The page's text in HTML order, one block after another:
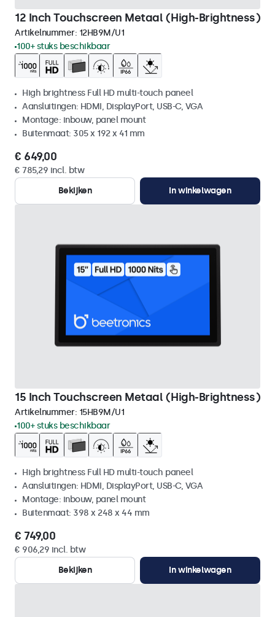
12 Inch Touchscreen Metaal (High-Brightness)
Artikelnummer: 12HB9M/U1
100+ stuks beschikbaar
High brightness Full HD multi-touch paneel
Aansluitingen: HDMI, DisplayPort, USB-C, VGA
Montage: inbouw, panel mount
Buitenmaat: 305 x 192 x 41 mm
€ 649,00
€ 785,29 incl. btw
Bekijken
In winkelwagen
15 Inch Touchscreen Metaal (High-Brightness)
Artikelnummer: 15HB9M/U1
100+ stuks beschikbaar
High brightness Full HD multi-touch paneel
Aansluitingen: HDMI, DisplayPort, USB-C, VGA
Montage: inbouw, panel mount
Buitenmaat: 398 x 248 x 44 mm
€ 749,00
€ 906,29 incl. btw
Bekijken
In winkelwagen